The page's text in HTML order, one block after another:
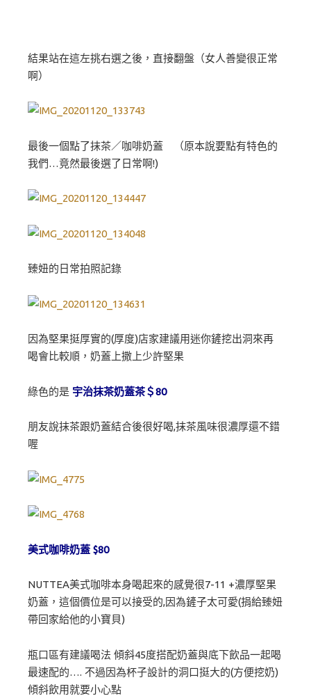
結果站在這左挑右選之後，直接翻盤（女人善變很正常
啊）
最後一個點了抹茶／咖啡奶蓋 （原本說要點有特色的
我們…竟然最後選了日常啊!)
臻妞的日常拍照記錄
因為堅果挺厚實的(厚度)店家建議用迷你鏟挖出洞來再
喝會比較順，奶蓋上撒上少許堅果
綠色的是 宇治抹茶奶蓋茶＄80
朋友說抹茶跟奶蓋結合後很好喝,抹茶風味很濃厚還不錯
喔
美式咖啡奶蓋 $80
NUTTEA美式咖啡本身喝起來的感覺很7-11 +濃厚堅果
奶蓋，這個價位是可以接受的,因為鏟子太可愛(捐給臻妞
帶回家給他的小寶貝)
瓶口區有建議喝法 傾斜45度搭配奶蓋與底下飲品一起喝
最速配的…. 不過因為杯子設計的洞口挺大的(方便挖奶)
傾斜飲用就要小心點